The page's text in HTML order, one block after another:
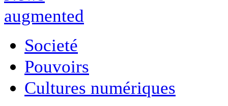
Societé
Pouvoirs
Cultures numériques